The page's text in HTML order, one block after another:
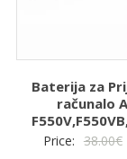
Baterija za
računalo
Price: 38.00€